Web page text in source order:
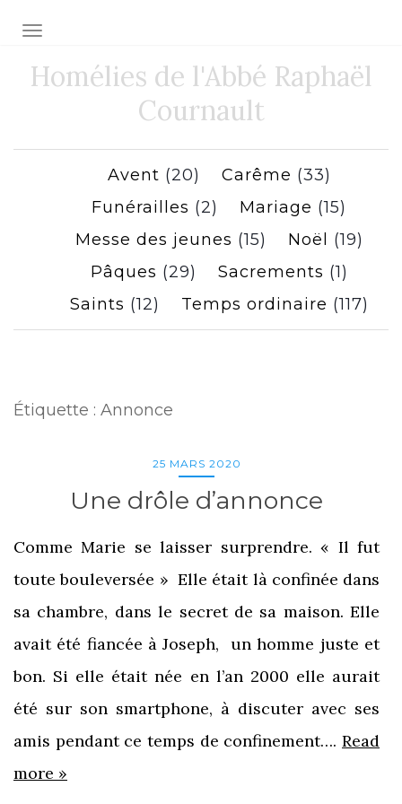
Toggle navigation
Homélies de l'Abbé Raphaël
Cournault
Avent (20) Carême (33)
Funérailles (2) Mariage (15)
Messe des jeunes (15) Noël
(19)
Pâques (29) Sacrements (1)
Saints (12) Temps ordinaire (117)
Étiquette : Annonce
25 MARS 2020
Une drôle d’annonce
Comme Marie se laisser surprendre. « Il fut
toute bouleversée » Elle était là confinée dans
sa chambre, dans le secret de sa maison. Elle
avait été fiancée à Joseph, un homme juste et
bon. Si elle était née en l’an 2000 elle aurait
été sur son smartphone, à discuter avec ses
amis pendant ce temps de confinement…. Read
more »